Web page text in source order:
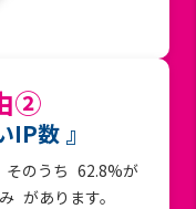
②
IP数 』
そのうち 62.8%が
があります。